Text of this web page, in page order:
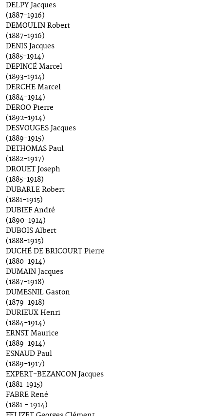
DELPY Jacques
(1887-1916)
DEMOULIN Robert
(1887-1916)
DENIS Jacques
(1885-1914)
DEPINCÉ Marcel
(1893-1914)
DERCHE Marcel
(1884-1914)
DEROO Pierre
(1892-1914)
DESVOUGES Jacques
(1889-1915)
DETHOMAS Paul
(1882-1917)
DROUET Joseph
(1885-1918)
DUBARLE Robert
(1881-1915)
DUBIEF André
(1890-1914)
DUBOIS Albert
(1888-1915)
DUCHÉ DE BRICOURT Pierre
(1880-1914)
DUMAIN Jacques
(1887-1918)
DUMESNIL Gaston
(1879-1918)
DURIEUX Henri
(1884-1914)
ERNST Maurice
(1889-1914)
ESNAUD Paul
(1889-1917)
EXPERT-BEZANCON Jacques
(1881-1915)
FABRE René
(1881 - 1914)